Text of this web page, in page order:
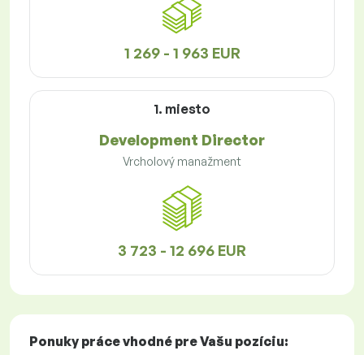
1 269 - 1 963 EUR
1. miesto
Development Director
Vrcholový manažment
3 723 - 12 696 EUR
Ponuky prácevhodné pre Vašu pozíciu: